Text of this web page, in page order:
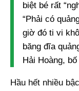
biệt bé rất
“Phải có
giờ đó ti vi
băng đĩa
Hải Hoàng,
Hầu hết nhiều